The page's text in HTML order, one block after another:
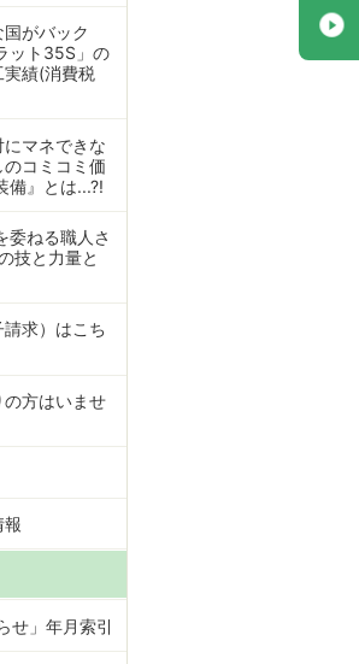
がバック
ット35S」の
績(消費税
マネできな
コミコミ価
備』とは...?!
委ねる職人さ
技と力量と
求）はこち
の方はいませ
報
せ」年月索引